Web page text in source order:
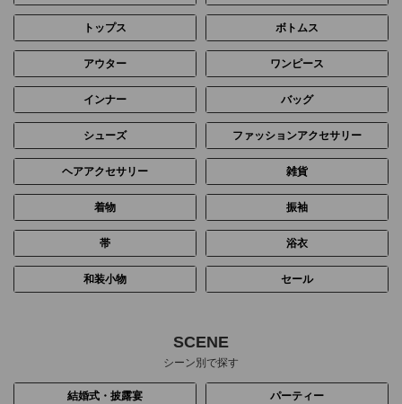
トップス ボトムス
アウター ワンピース
インナー バッグ
シューズ ファッションアクセサリー
ヘアアクセサリー 雑貨
着物 振袖
帯 浴衣
和装小物 セール
SCENE
シーン別で探す
結婚式・披露宴 パーティー